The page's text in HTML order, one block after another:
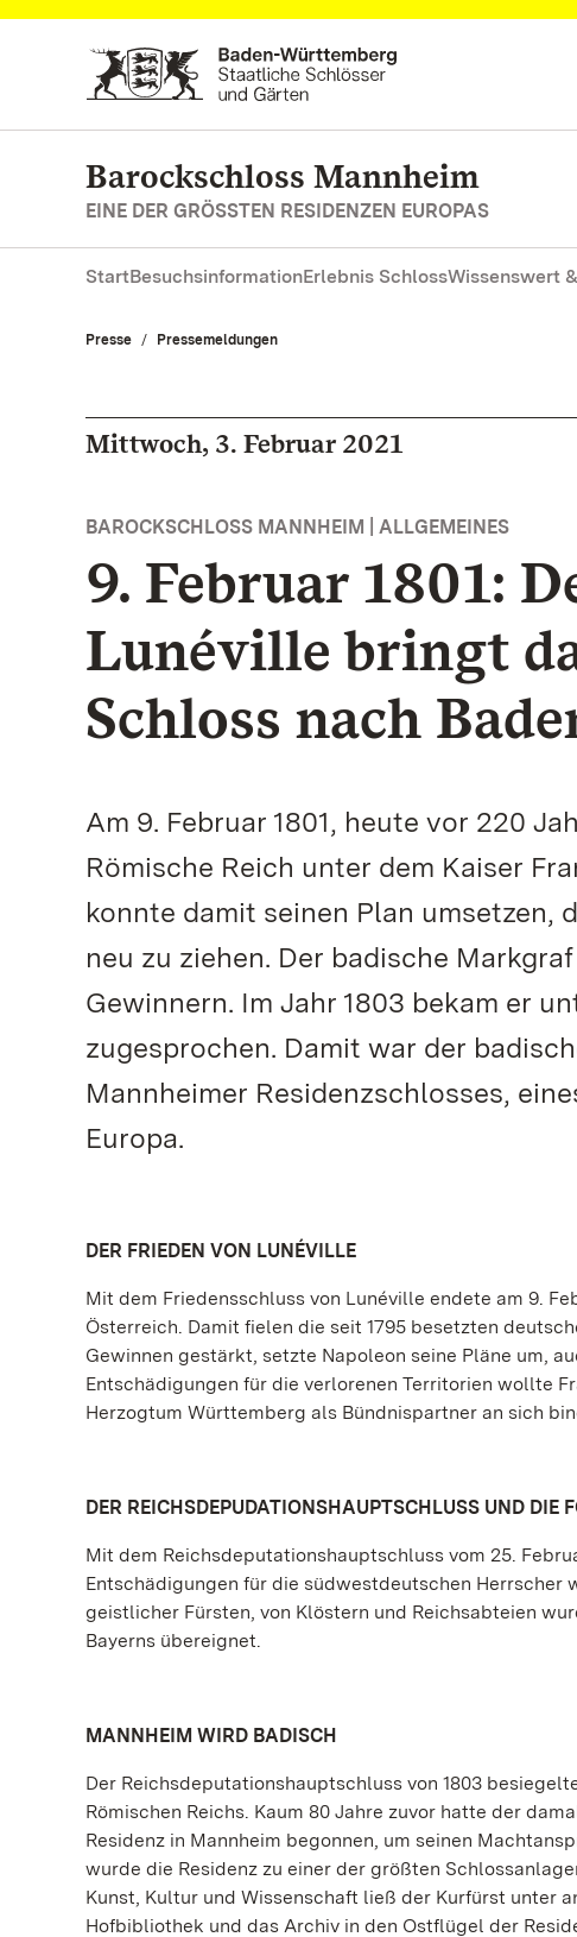
Zum Hauptinhalt springen
Barockschloss Mannheim
EINE DER GRÖSSTEN RESIDENZEN EUROPAS
StartBesuchsinformationErlebnis SchlossWissenswert
Presse Pressemeldungen
Mittwoch, 3. Februar 2021
BAROCKSCHLOSS MANNHEIM | ALLGEMEINES
9. Februar 1801:
Lunéville bringt
Schloss nach
Am 9. Februar 1801, heute vor 220
Römische Reich unter dem Kaiser
konnte damit seinen Plan umsetzen,
neu zu ziehen. Der badische
Gewinnern. Im Jahr 1803 bekam er
zugesprochen. Damit war der
Mannheimer Residenzschlosses,
Europa.
DER FRIEDEN VON LUNÉVILLE
Mit dem Friedensschluss von Lunéville endete am 9.
Österreich. Damit fielen die seit 1795 besetzten
Gewinnen gestärkt, setzte Napoleon seine Pläne um,
Entschädigungen für die verlorenen Territorien wollte
Herzogtum Württemberg als Bündnispartner an sich
DER REICHSDEPUDATIONSHAUPTSCHLUSS UND DIE
Mit dem Reichsdeputationshauptschluss vom 25.
Entschädigungen für die südwestdeutschen
geistlicher Fürsten, von Klöstern und Reichsabteien
Bayerns übereignet.
MANNHEIM WIRD BADISCH
Der Reichsdeputationshauptschluss von 1803
Römischen Reichs. Kaum 80 Jahre zuvor hatte der
Residenz in Mannheim begonnen, um seinen
wurde die Residenz zu einer der größten
Kunst, Kultur und Wissenschaft ließ der Kurfürst unter
Hofbibliothek und das Archiv in den Ostflügel der